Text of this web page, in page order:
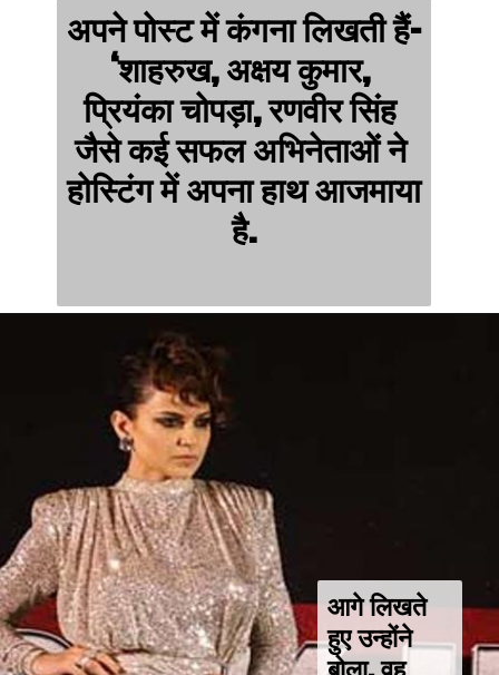
अपने पोस्ट में कंगना लिखती हैं-
‘शाहरुख, अक्षय कुमार,
प्रियंका चोपड़ा, रणवीर सिंह
जैसे कई सफल अभिनेताओं ने
होस्टिंग में अपना हाथ आजमाया
है.
आगे लिखते
हुए उन्होंने